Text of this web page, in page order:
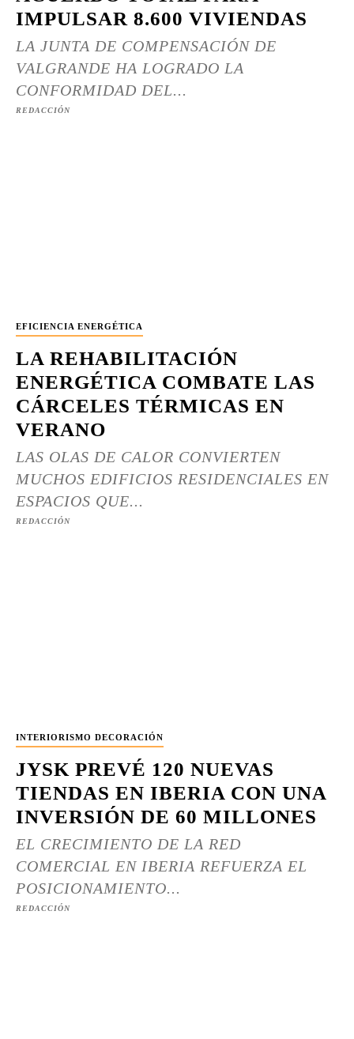
IMPULSAR 8.600 VIVIENDAS
LA JUNTA DE COMPENSACIÓN DE
VALGRANDE HA LOGRADO LA
CONFORMIDAD DEL...
REDACCIÓN
EFICIENCIA ENERGÉTICA
LA REHABILITACIÓN
ENERGÉTICA COMBATE LAS
CÁRCELES TÉRMICAS EN
VERANO
LAS OLAS DE CALOR CONVIERTEN
MUCHOS EDIFICIOS RESIDENCIALES EN
ESPACIOS QUE...
REDACCIÓN
INTERIORISMO DECORACIÓN
JYSK PREVÉ 120 NUEVAS
TIENDAS EN IBERIA CON UNA
INVERSIÓN DE 60 MILLONES
EL CRECIMIENTO DE LA RED
COMERCIAL EN IBERIA REFUERZA EL
POSICIONAMIENTO...
REDACCIÓN